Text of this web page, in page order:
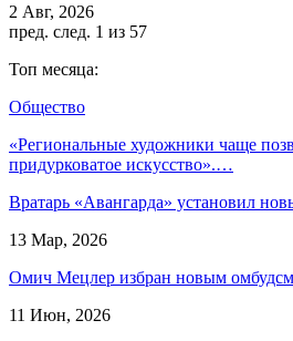
2 Авг, 2026
пред. след. 1 из 57
Топ месяца:
Общество
«Региональные художники чаще
придурковатое искусство».…
Вратарь «Авангарда» установил
13 Мар, 2026
Омич Мецлер избран новым
11 Июн, 2026